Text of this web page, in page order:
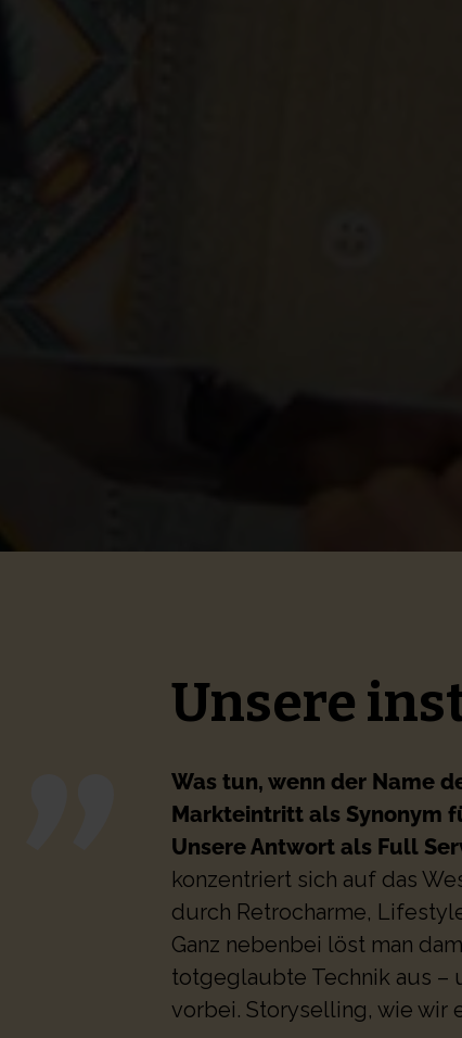
Unsere
Was tun, wenn der Name
Markteintritt als Synonym
Unsere Antwort als Full
konzentriert sich auf das
durch Retrocharme,
Ganz nebenbei löst man
totgeglaubte Technik aus –
vorbei. Storyselling, wie wir